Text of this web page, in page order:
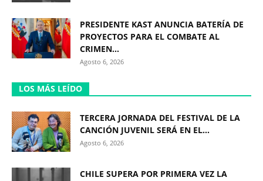
PRESIDENTE KAST ANUNCIA BATERÍA DE
PROYECTOS PARA EL COMBATE AL
CRIMEN...
Agosto 6, 2026
LOS MÁS LEÍDO
TERCERA JORNADA DEL FESTIVAL DE LA
CANCIÓN JUVENIL SERÁ EN EL...
Agosto 6, 2026
CHILE SUPERA POR PRIMERA VEZ LA